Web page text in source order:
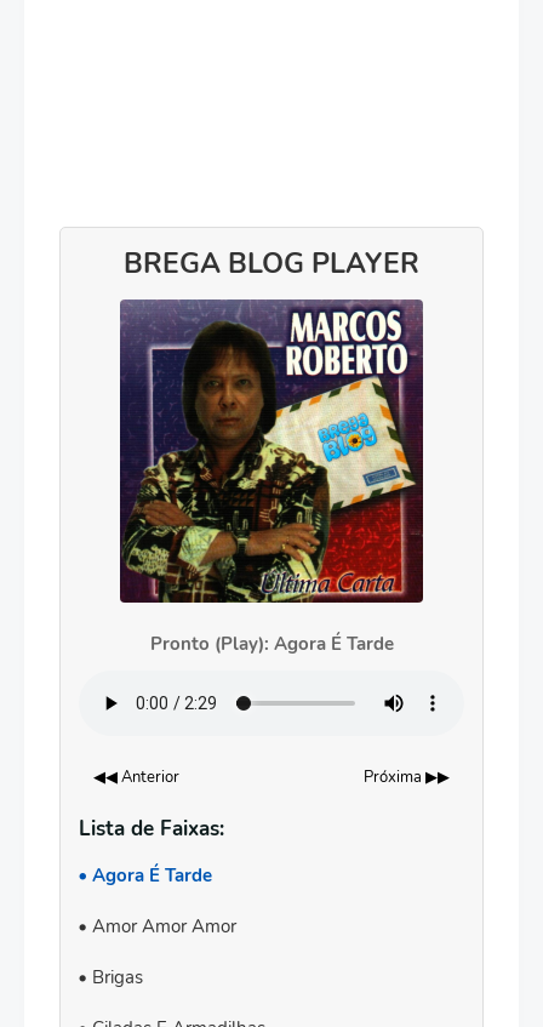
BREGA BLOG PLAYER
Pronto (Play): Agora É Tarde
◀◀ Anterior Próxima ▶▶
Lista de Faixas:
Agora É Tarde
Amor Amor Amor
Brigas